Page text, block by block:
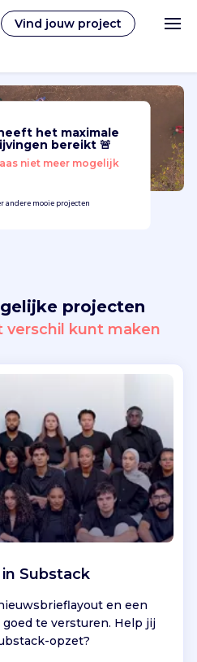
Vind jouw project
project
het maximale
bereikt 🚨
niet meer mogelijk
andere mooie projecten
projecten
verschil kunt maken
Substack
en een
te versturen. Help jij
opzet?